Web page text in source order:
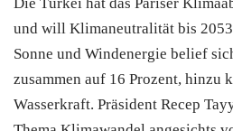
und will Klimaneutralität bis
Sonne und Windenergie belief
zusammen auf 16 Prozent, hinzu
Wasserkraft. Präsident Recep